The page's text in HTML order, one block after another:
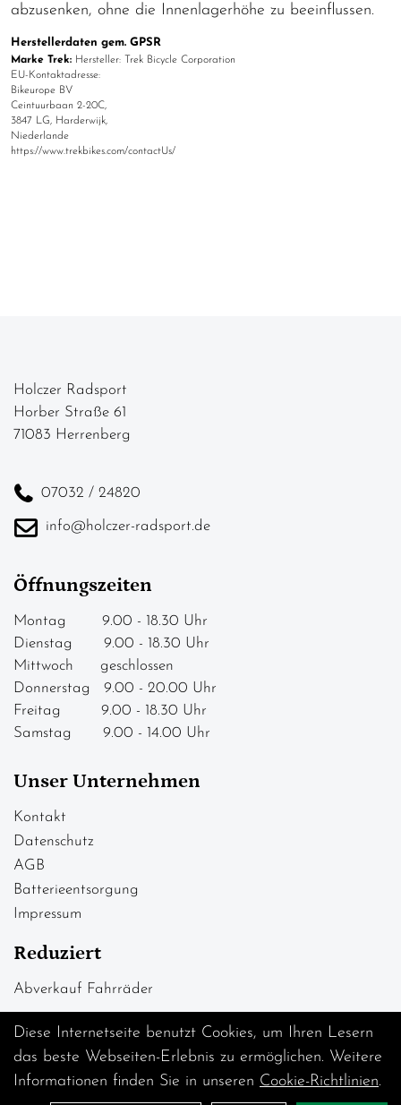
abzusenken, ohne die Innenlagerhöhe zu beeinflussen.
Herstellerdaten gem. GPSR
Marke Trek: Hersteller: Trek Bicycle Corporation
EU-Kontaktadresse:
Bikeurope BV
Ceintuurbaan 2-20C,
3847 LG, Harderwijk,
Niederlande
https://www.trekbikes.com/contactUs/
Holczer Radsport
Horber Straße 61
71083 Herrenberg
07032 / 24820
info@holczer-radsport.de
Öffnungszeiten
Montag 9.00 - 18.30 Uhr
Dienstag 9.00 - 18.30 Uhr
Mittwoch geschlossen
Donnerstag 9.00 - 20.00 Uhr
Freitag 9.00 - 18.30 Uhr
Samstag 9.00 - 14.00 Uhr
Unser Unternehmen
Kontakt
Datenschutz
AGB
Batterieentsorgung
Impressum
Reduziert
Abverkauf Fahrräder
Diese Internetseite benutzt Cookies, um Ihren Lesern
das beste Webseiten-Erlebnis zu ermöglichen. Weitere
Informationen finden Sie in unseren Cookie-Richtlinien.